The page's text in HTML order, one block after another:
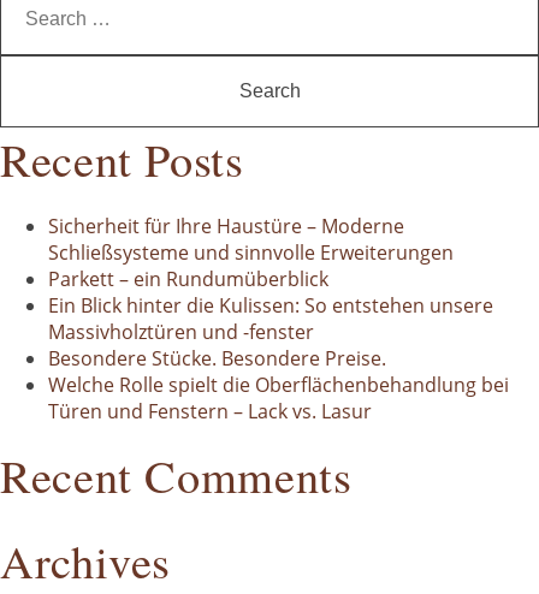
for:
Recent Posts
Sicherheit für Ihre Haustüre – Moderne
Schließsysteme und sinnvolle Erweiterungen
Parkett – ein Rundumüberblick
Ein Blick hinter die Kulissen: So entstehen unsere
Massivholztüren und -fenster
Besondere Stücke. Besondere Preise.
Welche Rolle spielt die Oberflächenbehandlung bei
Türen und Fenstern – Lack vs. Lasur
Recent Comments
Archives